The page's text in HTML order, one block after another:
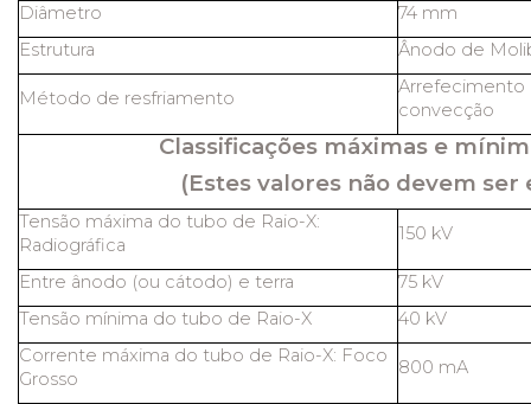
Diâmetro
74 mm
Estrutura
Ânodo de
Método de resfriamento
Arrefecimento
convecção
Classificações máximas e
(Estes valores não devem ser
Tensão máxima do tubo de Raio-X:
Radiográfica
150 kV
Entre ânodo (ou cátodo) e terra
75 kV
Tensão mínima do tubo de Raio-X
40 kV
Corrente máxima do tubo de Raio-X: Foco
Grosso
800 mA